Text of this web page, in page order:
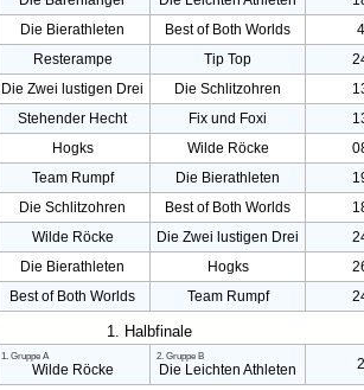
Die Bierathleten Best of Both Worlds
4
Resterampe Tip Top
Die Zwei lustigen Drei Die Schlitzohren
Stehender Hecht Fix und Foxi
Hogks Wilde Röcke
Team Rumpf Die Bierathleten
Die Schlitzohren Best of Both Worlds
Wilde Röcke Die Zwei lustigen Drei
Die Bierathleten Hogks
Best of Both Worlds Team Rumpf
1. Halbfinale
1. Gruppe A
Wilde Röcke
2. Gruppe B
Die Leichten Athleten